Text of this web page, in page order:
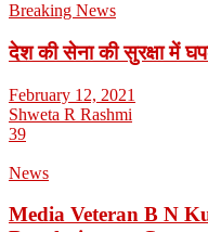
Breaking News
देश की सेना की सुरक्षा में
February 12, 2021
Shweta R Rashmi
39
News
Media Veteran B N